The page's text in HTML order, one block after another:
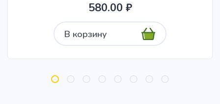
580.00 ₽
В корзину